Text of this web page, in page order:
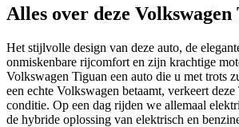
Alles over deze
Het stijlvolle design van deze auto, de
onmiskenbare rijcomfort en zijn krachtige
Volkswagen Tiguan een auto die u met trots
een echte Volkswagen betaamt, verkeert
conditie. Op een dag rijden we allemaal
de hybride oplossing van elektrisch en